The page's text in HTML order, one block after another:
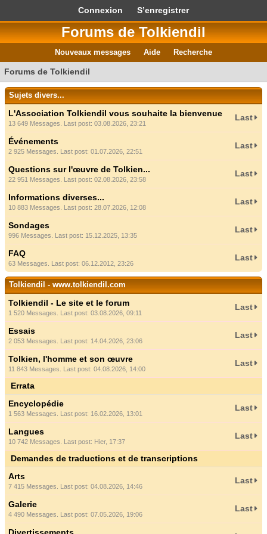
Connexion S’enregistrer
Forums de Tolkiendil
Nouveaux messages Aide Recherche
Forums de Tolkiendil
Sujets divers...
L'Association Tolkiendil vous souhaite la bienvenue
13 649 Messages. Last post: 03.08.2026, 23:21
Last
Événements
2 925 Messages. Last post: 01.07.2026, 22:51
Last
Questions sur l'œuvre de Tolkien...
22 951 Messages. Last post: 02.08.2026, 23:58
Last
Informations diverses...
10 883 Messages. Last post: 28.07.2026, 12:08
Last
Sondages
996 Messages. Last post: 15.12.2025, 13:35
Last
FAQ
63 Messages. Last post: 06.12.2012, 23:26
Last
Tolkiendil - www.tolkiendil.com
Tolkiendil - Le site et le forum
1 520 Messages. Last post: 03.08.2026, 09:11
Last
Essais
2 053 Messages. Last post: 14.04.2026, 23:06
Last
Tolkien, l'homme et son œuvre
11 843 Messages. Last post: 04.08.2026, 14:00
Last
Errata
Encyclopédie
1 563 Messages. Last post: 16.02.2026, 13:01
Last
Langues
10 742 Messages. Last post: Hier, 17:37
Last
Demandes de traductions et de transcriptions
Arts
7 415 Messages. Last post: 04.08.2026, 14:46
Last
Galerie
4 490 Messages. Last post: 07.05.2026, 19:06
Last